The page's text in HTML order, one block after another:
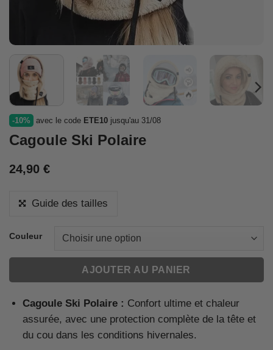
-10% avec le code ETE10 jusqu'au 31/08
Cagoule Ski Polaire
24,90 €
Guide des tailles
Couleur
AJOUTER AU PANIER
Cagoule Ski Polaire : Confort ultime et chaleur
assurée, avec une protection complète de la tête et
du cou dans les conditions hivernales.